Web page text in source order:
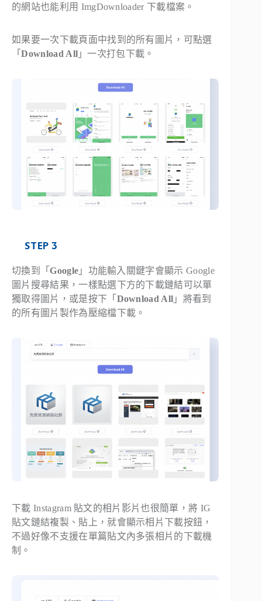
的網站也能利用 ImgDownloader 下載檔案。
如果要一次下載頁面中找到的所有圖片，可點選
「Download All 」一次打包下載。
STEP 3
切換到「Google 」功能輸入關鍵字會顯示 Google
圖片搜尋結果，一樣點選下方的下載鏈結可以單
獨取得圖片，或是按下「 Download All 」將看到
的所有圖片製作為壓縮檔下載。
下載 Instagram 貼文的相片影片也很簡單，將 IG
貼文鏈結複製、貼上，就會顯示相片下載按鈕，
不過好像不支援在單篇貼文內多張相片的下載機
制。